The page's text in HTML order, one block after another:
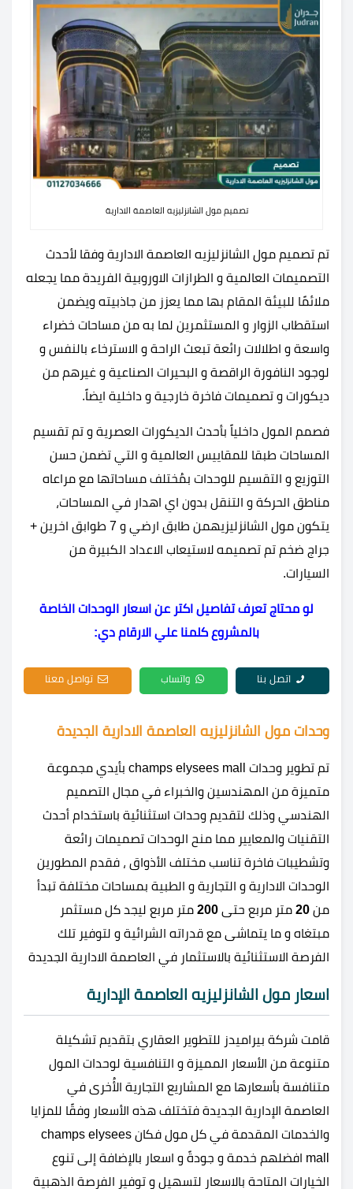
تصميم مول الشانزليزيه العاصمة الادارية
تم تصميم مول الشانزليزيه العاصمة الادارية وفقا لأحدث
التصميمات العالمية و الطرازات الاوروبية الفريدة مما يجعله
ملائمًا للبيئة المقام بها مما يعزز من جاذبيته ويضمن
استقطاب الزوار و المستثمرين لما به من مساحات خضراء
واسعة و اطلالات رائعة تبعث الراحة و الاسترخاء بالنفس و
لوجود النافورة الراقصة و البحيرات الصناعية و غيرهم من
ديكورات و تصميمات فاخرة خارجية و داخلية ايضاً.
فصمم المول داخلياً بأحدث الديكورات العصرية و تم تقسيم
المساحات طبقا للمقاييس العالمية و التي تضمن حسن
التوزيع و التقسيم للوحدات بمُختلف مساحاتها مع مراعاه
مناطق الحركة و التنقل بدون اي اهدار في المساحات،
يتكون مول الشانزليزيه
من طابق ارضي و 7 طوابق اخرين +
جراج ضخم تم تصميمه لاستيعاب الاعداد الكبيرة من
السيارات.
لو محتاج تعرف تفاصيل اكتر عن اسعار الوحدات الخاصة
بالمشروع كلمنا علي الارقام دي:
اتصل بنا واتساب تواصل معنا
وحدات مول الشانزليزيه العاصمة الادارية الجديدة
تم تطوير وحدات champs elysees mall بأيدي مجموعة
متميزة من المهندسين والخبراء في مجال التصميم
الهندسي وذلك لتقديم وحدات استثنائية باستخدام أحدث
التقنيات والمعايير مما منح الوحدات تصميمات رائعة
وتشطيبات فاخرة تناسب مختلف الأذواق ، فقدم المطورين
الوحدات الادارية و التجارية و الطبية بمساحات مختلفة تبدأ
من 20 متر مربع حتى 200 متر مربع ليجد كل مستثمر
مبتغاه و ما يتماشى مع قدراته الشرائية و لتوفير تلك
الفرصة الاستثنائية بالاستثمار في العاصمة الادارية الجديدة
اسعار مول الشانزليزيه العاصمة الإدارية
قامت شركة بيراميدز للتطوير العقاري بتقديم تشكيلة
متنوعة من الأسعار المميزة و التنافسية لوحدات المول
متنافسة بأسعارها مع المشاريع التجارية الأُخرى في
العاصمة الإدارية الجديدة فتختلف هذه الأسعار وفقًا للمزايا
والخدمات المقدمة في كل مول فكان champs elysees
mall افضلهم خدمة و جودةً و اسعار بالإضافة إلى تنوع
الخيارات المتاحة بالاسعار لتسهيل و توفير الفرصة الذهبية